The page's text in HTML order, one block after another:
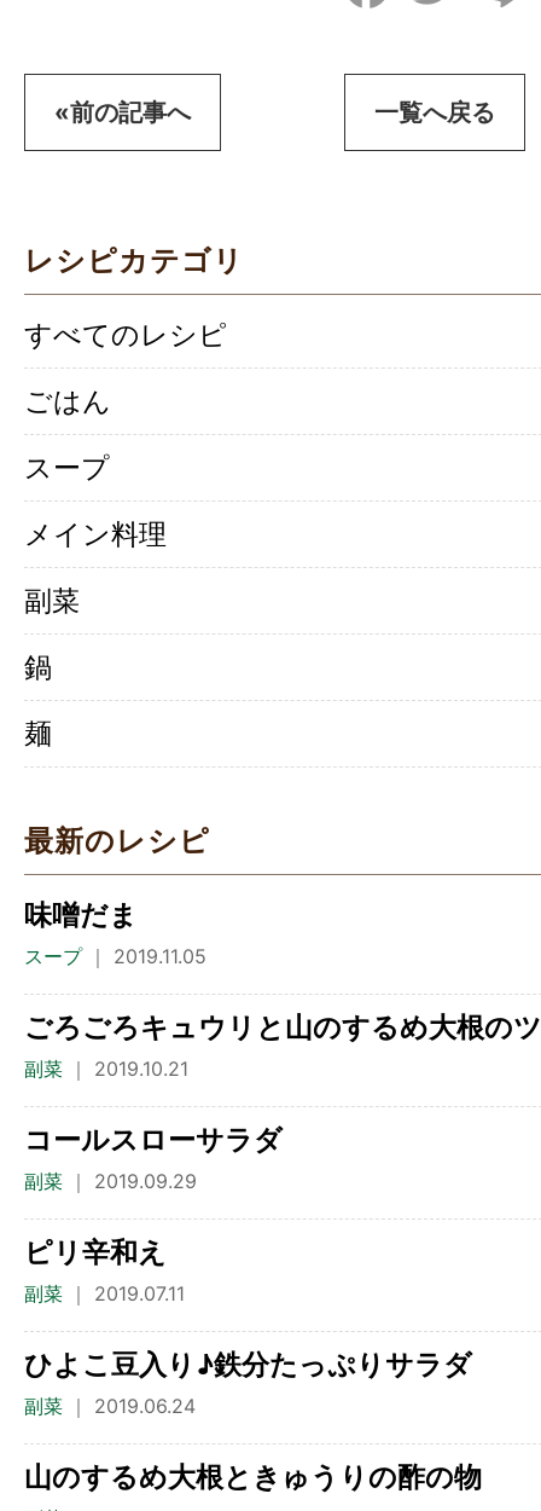
«前の記事へ 一覧へ戻る
レシピカテゴリ
すべてのレシピ
ごはん
スープ
メイン料理
副菜
鍋
麺
最新のレシピ
味噌だま
スープ ｜ 2019.11.05
ごろごろキュウリと山のするめ大根の
副菜 ｜ 2019.10.21
コールスローサラダ
副菜 ｜ 2019.09.29
ピリ辛和え
副菜 ｜ 2019.07.11
ひよこ豆入り♪鉄分たっぷりサラダ
副菜 ｜ 2019.06.24
山のするめ大根ときゅうりの酢の物